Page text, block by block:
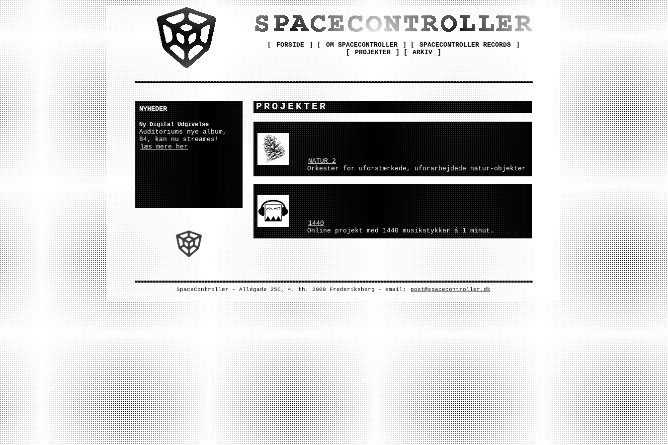
[ FORSIDE ] [ OM SPACECONTROLLER ] [ SPACECONTROLLER RECORDS ]
[ PROJEKTER] [ ARKIV]
NYHEDER
Ny Digital Udgivelse
Auditoriums nye album,
84, kan nu streames!
læs mere her
PROJEKTER
NATUR 2
Orkester for uforstærkede, uforarbejdede natur-objekter
1440
Online projekt med 1440 musikstykker á 1 minut.
SpaceController - Allégade 25C, 4. th. 2000 Frederiksberg - email: post@spacecontroller.dk